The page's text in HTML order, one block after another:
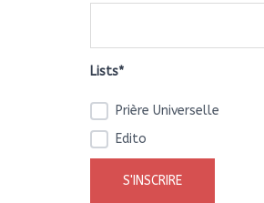
Lists*
Prière Universelle
Edito